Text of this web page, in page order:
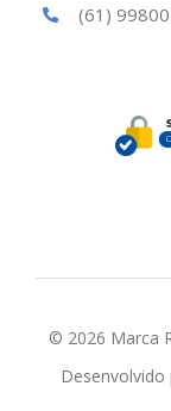
(61)
© 2026 Marca
Desenvolvido